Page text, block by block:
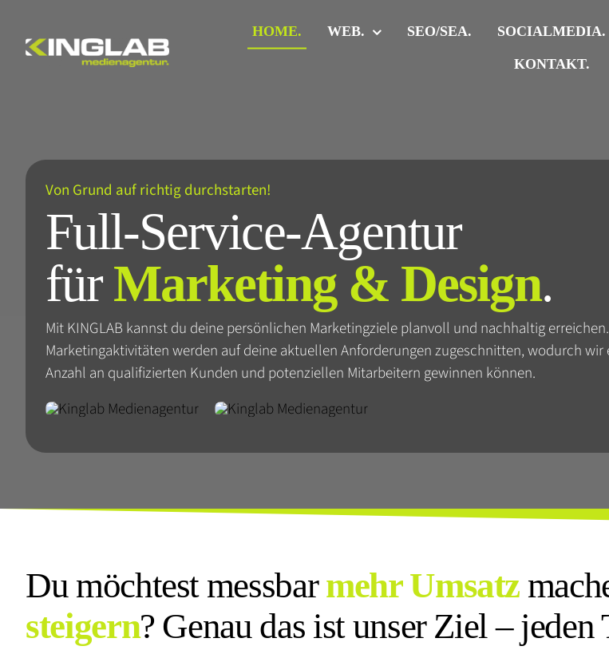
springen
HOME. WEB. SEO/SEA. SOCIALMEDIA.
KONTAKT.
Von Grund auf richtig durchstarten!
Full-Service-Agentur
fürMarketing & Design.
Mit KINGLAB kannst du deine persönlichen Marketingziele planvoll und nachhaltig
Marketingaktivitäten werden auf deine aktuellen Anforderungen zugeschnitten, wodurch wir
Anzahl an qualifizierten Kunden und potenziellen Mitarbeitern gewinnen können.
Du möchtest messbarmehr Umsatz
steigern? Genau das ist unser Ziel – jeden